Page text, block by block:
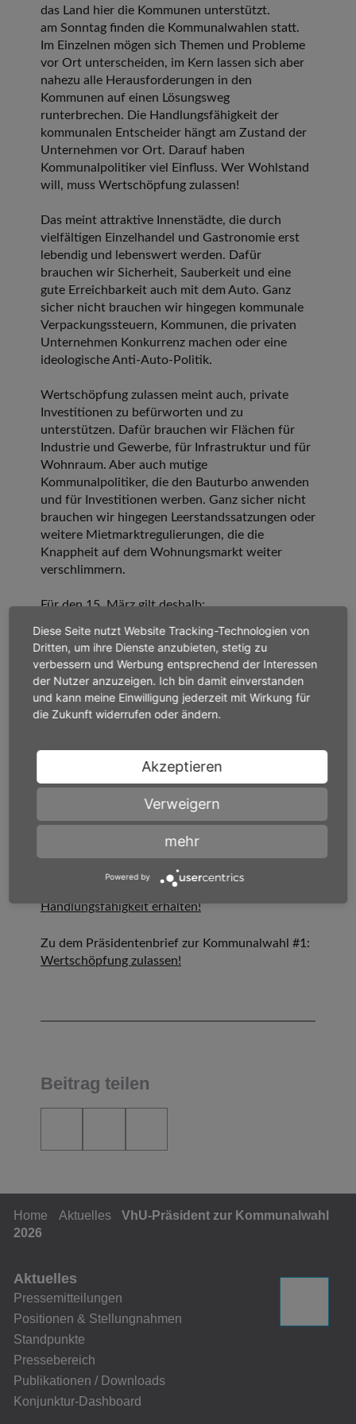
das Land hier die Kommunen unterstützt.
am Sonntag finden die Kommunalwahlen statt.
Im Einzelnen mögen sich Themen und Probleme
vor Ort unterscheiden, im Kern lassen sich aber
nahezu alle Herausforderungen in den
Kommunen auf einen Lösungsweg
runterbrechen. Die Handlungsfähigkeit der
kommunalen Entscheider hängt am Zustand der
Unternehmen vor Ort. Darauf haben
Kommunalpolitiker viel Einfluss. Wer Wohlstand
will, muss Wertschöpfung zulassen!
Das meint attraktive Innenstädte, die durch
vielfältigen Einzelhandel und Gastronomie erst
lebendig und lebenswert werden. Dafür
brauchen wir Sicherheit, Sauberkeit und eine
gute Erreichbarkeit auch mit dem Auto. Ganz
sicher nicht brauchen wir hingegen kommunale
Verpackungssteuern, Kommunen, die privaten
Unternehmen Konkurrenz machen oder eine
ideologische Anti-Auto-Politik.
Wertschöpfung zulassen meint auch, private
Investitionen zu befürworten und zu
unterstützen. Dafür brauchen wir Flächen für
Industrie und Gewerbe, für Infrastruktur und für
Wohnraum. Aber auch mutige
Kommunalpolitiker, die den Bauturbo anwenden
und für Investitionen werben. Ganz sicher nicht
brauchen wir hingegen Leerstandssatzungen oder
weitere Mietmarktregulierungen, die die
Knappheit auf dem Wohnungsmarkt weiter
verschlimmern.
Für den 15. März gilt deshalb:
vor Ort bedeutet, haben wir in unseren
Erwartungen an die Politik nach der
Kommunalwahl hier
für Sie aufgeschrieben.
Starke Unternehmen für handlungsfähige
Kommunen.
VhU-Präsident
Zu dem Präsidentbrief zur Kommunalwahl – #2:
Handlungsfähigkeit erhalten!
Zu dem Präsidentenbrief zur Kommunalwahl #1:
Wertschöpfung zulassen!
Beitrag teilen
Home Aktuelles
VhU-Präsident zur Kommunalwahl
2026
Aktuelles
Pressemitteilungen
Positionen & Stellungnahmen
Standpunkte
Pressebereich
Publikationen / Downloads
Konjunktur-Dashboard
Diese Seite nutzt Website Tracking-Technologien von
Dritten, um ihre Dienste anzubieten, stetig zu
verbessern und Werbung entsprechend der Interessen
der Nutzer anzuzeigen. Ich bin damit einverstanden
und kann meine Einwilligung jederzeit mit Wirkung für
die Zukunft widerrufen oder ändern.
Akzeptieren
Verweigern
mehr
Powered by